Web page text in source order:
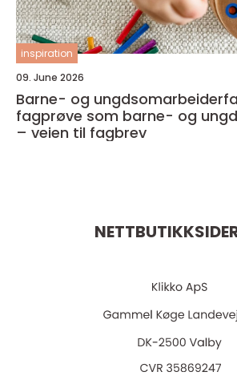
inspiration
09. June 2026
Barne- og
fagprøve som barne- og
– veien til fagbrev